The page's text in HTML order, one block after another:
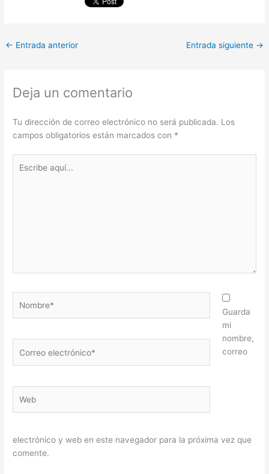
← Entrada anterior Entrada siguiente →
Deja un comentario
Tu dirección de correo electrónico no será publicada. Los
campos obligatorios están marcados con *
aquí...
electrónico*
Guarda
mi
nombre,
correo
electrónico y web en este navegador para la próxima vez que
comente.